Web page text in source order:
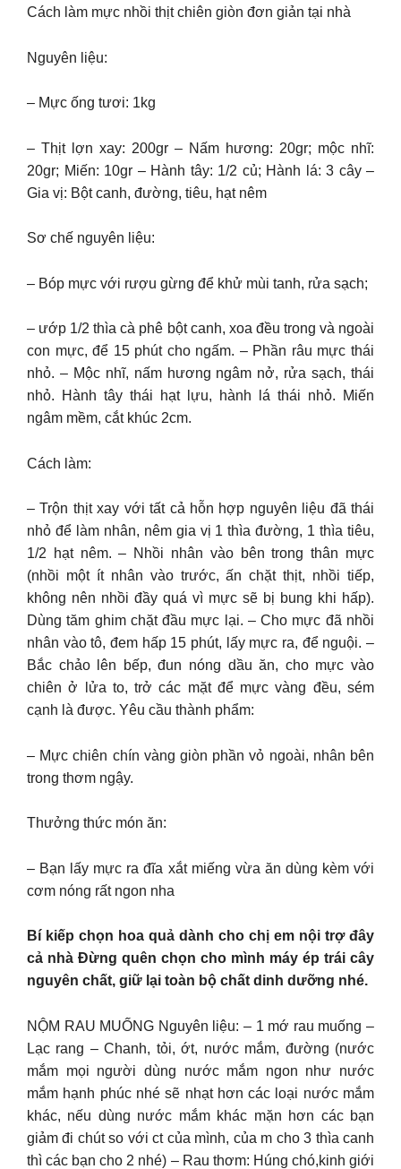
Cách làm mực nhồi thịt chiên giòn đơn giản tại nhà
Nguyên liệu:
– Mực ống tươi: 1kg
– Thịt lợn xay: 200gr – Nấm hương: 20gr; mộc nhĩ:
20gr; Miến: 10gr – Hành tây: 1/2 củ; Hành lá: 3 cây –
Gia vị: Bột canh, đường, tiêu, hạt nêm
Sơ chế nguyên liệu:
– Bóp mực với rượu gừng để khử mùi tanh, rửa sạch;
– ướp 1/2 thìa cà phê bột canh, xoa đều trong và ngoài
con mực, để 15 phút cho ngấm. – Phần râu mực thái
nhỏ. – Mộc nhĩ, nấm hương ngâm nở, rửa sạch, thái
nhỏ. Hành tây thái hạt lựu, hành lá thái nhỏ. Miến
ngâm mềm, cắt khúc 2cm.
Cách làm:
– Trộn thịt xay với tất cả hỗn hợp nguyên liệu đã thái
nhỏ để làm nhân, nêm gia vị 1 thìa đường, 1 thìa tiêu,
1/2 hạt nêm. – Nhồi nhân vào bên trong thân mực
(nhồi một ít nhân vào trước, ấn chặt thịt, nhồi tiếp,
không nên nhồi đầy quá vì mực sẽ bị bung khi hấp).
Dùng tăm ghim chặt đầu mực lại. – Cho mực đã nhồi
nhân vào tô, đem hấp 15 phút, lấy mực ra, để nguội. –
Bắc chảo lên bếp, đun nóng dầu ăn, cho mực vào
chiên ở lửa to, trở các mặt để mực vàng đều, sém
cạnh là được. Yêu cầu thành phẩm:
– Mực chiên chín vàng giòn phần vỏ ngoài, nhân bên
trong thơm ngậy.
Thưởng thức món ăn:
– Bạn lấy mực ra đĩa xắt miếng vừa ăn dùng kèm với
cơm nóng rất ngon nha
Bí kiếp chọn hoa quả dành cho chị em nội trợ đây
cả nhà Đừng quên chọn cho mình máy ép trái cây
nguyên chất, giữ lại toàn bộ chất dinh dưỡng nhé.
NỘM RAU MUỐNG Nguyên liệu: – 1 mớ rau muống –
Lạc rang – Chanh, tỏi, ớt, nước mắm, đường (nước
mắm mọi người dùng nước mắm ngon như nước
mắm hạnh phúc nhé sẽ nhạt hơn các loại nước mắm
khác, nếu dùng nước mắm khác mặn hơn các bạn
giảm đi chút so với ct của mình, của m cho 3 thìa canh
thì các bạn cho 2 nhé) – Rau thơm: Húng chó,kinh giới